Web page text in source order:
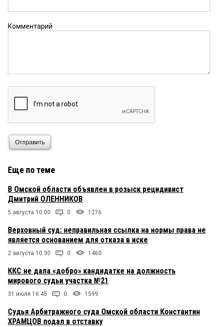
Комментарий
Отправить
Еще по теме
В Омской области объявлен в розыск рецидивист
Дмитрий ОЛЕННИКОВ
5 августа 10:00 0 1276
Верховный суд: неправильная ссылка на нормы права не
является основанием для отказа в иске
2 августа 10:30 0 1460
ККС не дала «добро» кандидатке на должность
мирового судьи участка №21
31 июля 16:45 0 1599
Судья Арбитражного суда Омской области Константин
ХРАМЦОВ подал в отставку